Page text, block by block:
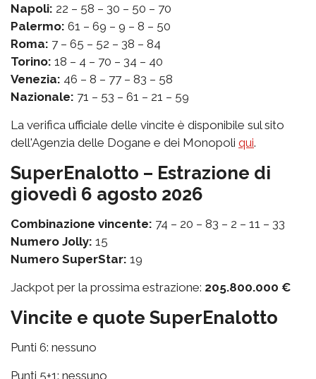
Napoli: 22 – 58 – 30 – 50 – 70
Palermo: 61 – 69 – 9 – 8 – 50
Roma: 7 – 65 – 52 – 38 – 84
Torino: 18 – 4 – 70 – 34 – 40
Venezia: 46 – 8 – 77 – 83 – 58
Nazionale: 71 – 53 – 61 – 21 – 59
La verifica ufficiale delle vincite è disponibile sul sito
dell'Agenzia delle Dogane e dei Monopoli qui.
SuperEnalotto – Estrazione di
giovedì 6 agosto 2026
Combinazione vincente: 74 – 20 – 83 – 2 – 11 – 33
Numero Jolly: 15
Numero SuperStar: 19
Jackpot per la prossima estrazione: 205.800.000 €
Vincite e quote SuperEnalotto
Punti 6: nessuno
Punti 5+1: nessuno